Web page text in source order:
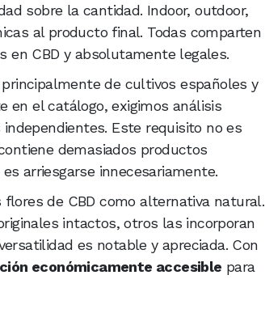
sobre la cantidad. Indoor, outdoor,
al producto final. Todas comparten
en CBD y absolutamente legales.
de cultivos españoles y
en el catálogo, exigimos análisis
Este requisito no es
demasiados productos
arriesgarse innecesariamente.
de CBD como alternativa natural.
intactos, otros las incorporan
es notable y apreciada. Con
económicamente accesible para